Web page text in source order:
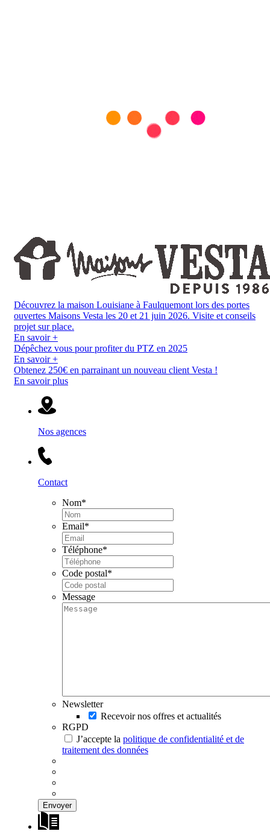
Découvrez la maison Louisiane à Faulquemont lors des portes
ouvertes Maisons Vesta les 20 et 21 juin 2026. Visite et conseils
projet sur place.
En savoir +
Dépêchez vous pour profiter du PTZ en 2025
En savoir +
Obtenez 250€ en parrainant un nouveau client Vesta !
En savoir plus
Nos agences
Contact
Nom*
Email*
Téléphone*
Code postal*
Message
Newsletter
Recevoir nos offres et actualités
RGPD
J’accepte la politique de confidentialité et de
traitement des données